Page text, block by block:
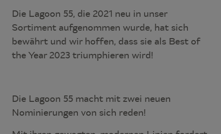
Die Lagoon 55, die 2021 neu in unser
Sortiment aufgenommen wurde, hat sich
bewährt und wir hoffen, dass sie als Best of
the Year 2023 triumphieren wird!
Die Lagoon 55 macht mit zwei neuen
Nominierungen von sich reden!